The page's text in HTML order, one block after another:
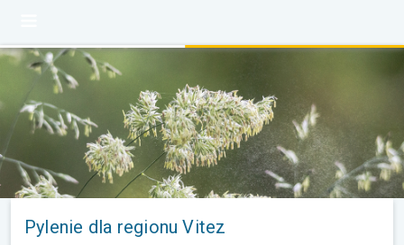
Pylenie dla regionu Vitez